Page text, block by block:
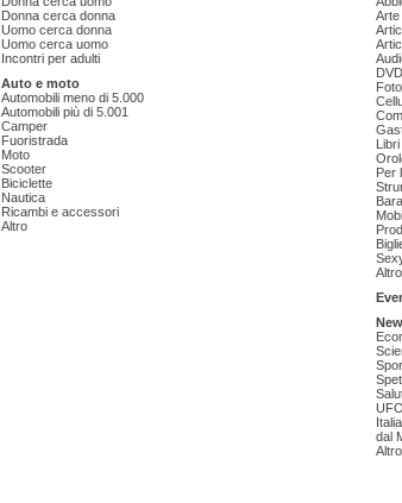
Donna cerca donna
Uomo cerca donna
Uomo cerca uomo
Incontri per adulti
Auto e moto
Automobili meno di 5.000
Automobili più di 5.001
Camper
Fuoristrada
Moto
Scooter
Biciclette
Nautica
Ricambi e accessori
Altro
Arte
Per
Altro
UFO
Italia
dal
Altro